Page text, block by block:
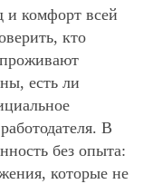
и комфорт всей
кто
проживают
есть ли
В
без опыта:
которые не